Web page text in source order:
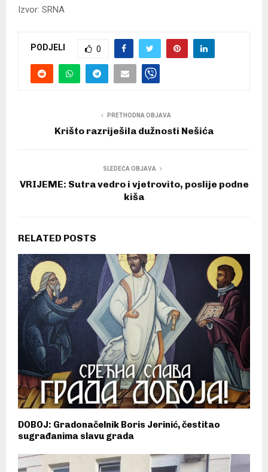
Izvor: SRNA
PODJELI 0
PRETHODNA OBJAVA
Krišto razriješila dužnosti Nešića
SLEDEĆA OBJAVA
VRIJEME: Sutra vedro i vjetrovito, poslije podne
kiša
RELATED POSTS
DOBOJ: Gradonačelnik Boris Jerinić, čestitao
sugrađanima slavu grada